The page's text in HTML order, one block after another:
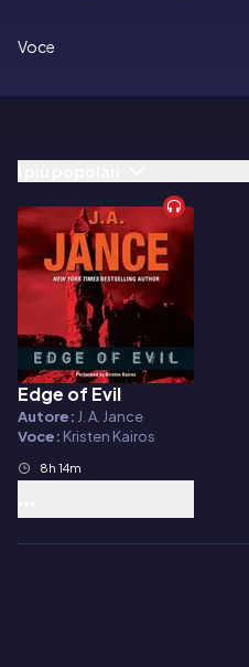
Voce
Audiolibro
Edge of Evil
Autore: J. A. Jance
Voce: Kristen Kairos
8h 14m